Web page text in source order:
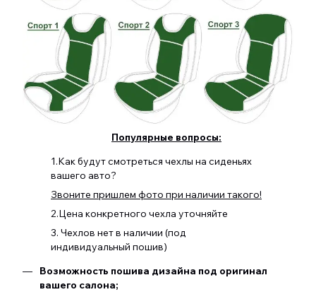
Популярные вопросы:
1.Как будут смотреться чехлы на сиденьях
вашего авто?
Звоните пришлем фото при наличии такого!
2.Цена конкретного чехла уточняйте
3. Чехлов нет в наличии (под
индивидуальный пошив)
Возможность пошива дизайна под оригинал
вашего салона;